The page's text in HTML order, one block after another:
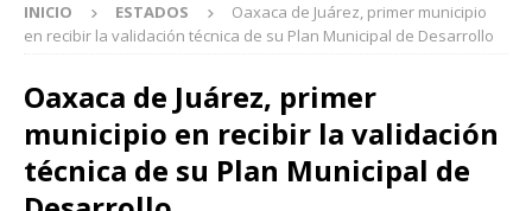
INICIO ESTADOS
Oaxaca de Juárez, primer municipio
en recibir la validación técnica de su Plan Municipal de Desarrollo
Oaxaca de Juárez, primer
municipio en recibir la validación
técnica de su Plan Municipal de